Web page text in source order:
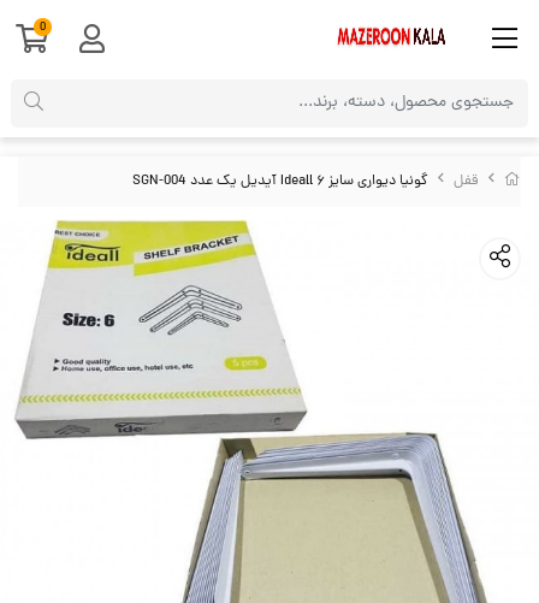
قفل گونیا دیواری سایز ۶ Ideall آیدیل یک عدد SGN-004
0